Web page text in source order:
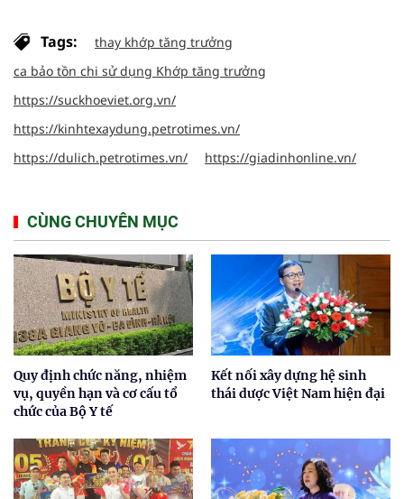
Tags:
thay khớp tăng trưởng
ca bảo tồn chi sử dụng Khớp tăng trưởng
https://suckhoeviet.org.vn/
https://kinhtexaydung.petrotimes.vn/
https://dulich.petrotimes.vn/
https://giadinhonline.vn/
CÙNG CHUYÊN MỤC
Quy định chức năng, nhiệm
vụ, quyền hạn và cơ cấu tổ
chức của Bộ Y tế
Kết nối xây dựng hệ sinh
thái dược Việt Nam hiện đại